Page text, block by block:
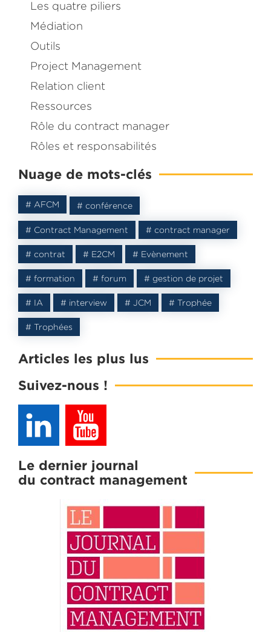
Les quatre piliers
Médiation
Outils
Project Management
Relation client
Ressources
Rôle du contract manager
Rôles et responsabilités
Nuage de mots-clés
# AFCM # conférence
# Contract Management # contract manager
# contrat # E2CM # Evènement
# formation # forum # gestion de projet
# IA # interview # JCM # Trophée
# Trophées
Articles les plus lus
Suivez-nous !
Le dernier journal
du contract management
Dans ce livre je partage avec vous comment j’ai
Management.